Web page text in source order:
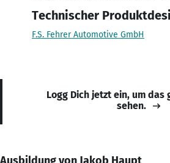
Technischer
F.S. Fehrer Automotive GmbH
Logg Dich jetzt ein, um das
sehen.
Ausbildung von Jakob Haupt